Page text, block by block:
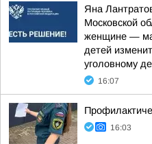
Яна
Московской
женщине —
детей
уголовному
16:07
16:03